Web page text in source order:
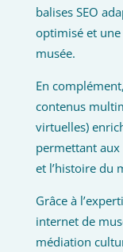
balises SEO
optimisé et
musée.
En
contenus
virtuelles)
permettant
et l’histoire du
Grâce à
internet de
médiation